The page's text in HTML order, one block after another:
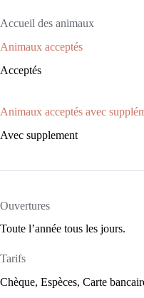
Accueil des animaux
Animaux acceptés
Acceptés
Animaux acceptés avec
Avec supplement
Ouvertures
Toute l’année tous les jours.
Tarifs
Chèque, Espèces, Carte